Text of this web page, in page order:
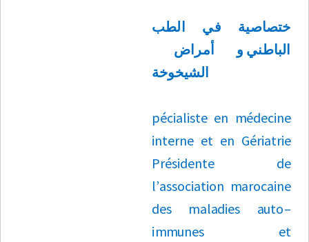
ختصاصية في الطب
الباطني و أمراض
الشيخوخة
pécialiste en médecine
interne et en Gériatrie
Présidente de
l’association marocaine
des maladies auto–
immunes et